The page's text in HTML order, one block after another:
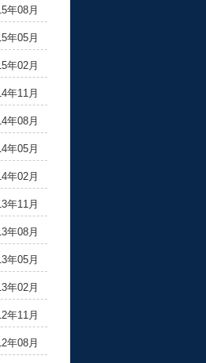
年08月
年05月
年02月
年11月
年08月
年05月
年02月
年11月
年08月
年05月
年02月
年11月
年08月